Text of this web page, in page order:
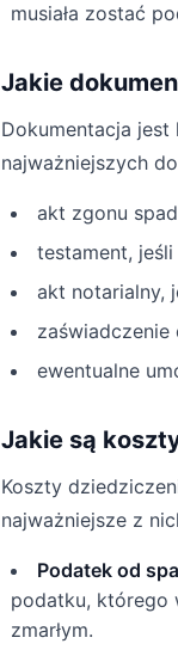
musiała zostać
Jakie
Dokumentacja
najważniejszych
akt zgonu
testament,
akt notarialny,
ewentualne
Jakie są
Koszty
najważniejsze z
Podatek od
podatku, którego
zmarłym.